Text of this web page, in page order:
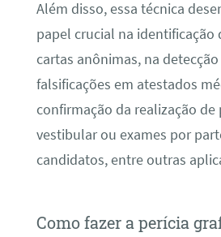
Além disso, essa técnica
papel crucial na identificação
cartas anônimas, na
falsificações em atestados
confirmação da realização de
vestibular ou exames por
candidatos, entre outras
Como fazer a perícia